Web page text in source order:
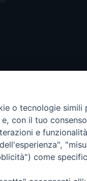
- Tutti i
o tecnologie simili
con il tuo
e
come